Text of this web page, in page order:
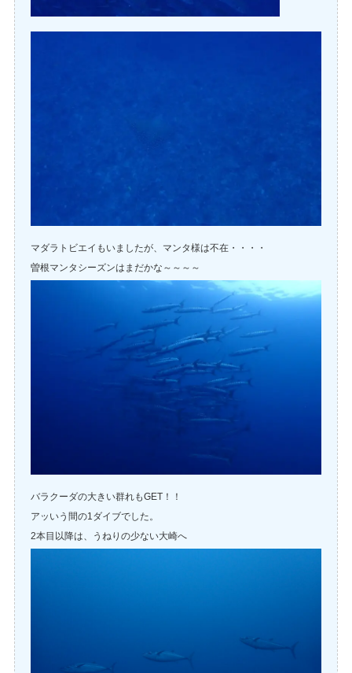
マダラトビエイもいましたが、マンタ様は不在・・・・
曽根マンタシーズンはまだかな～～～～
バラクーダの大きい群れもGET！！
アッいう間の1ダイブでした。
2本目以降は、うねりの少ない大崎へ